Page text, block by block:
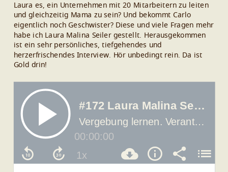
Laura es, ein Unternehmen mit 20 Mitarbeitern zu leiten
und gleichzeitig Mama zu sein? Und bekommt Carlo
eigentlich noch Geschwister? Diese und viele Fragen mehr
habe ich Laura Malina Seiler gestellt. Herausgekommen
ist ein sehr persönliches, tiefgehendes und
herzerfrischendes Interview. Hör unbedingt rein. Da ist
Gold drin!